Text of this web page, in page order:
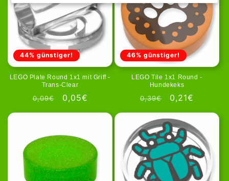
44% günstiger!
LEGO Plate Round 1x1 mit Griff -
Trans-Clear
Normale
0,09€ Aanbiedingsprijs
0,05€
46% günstiger!
LEGO Tile 1x1 Round -
Hundekeks
Normale
0,39€ 0,21€